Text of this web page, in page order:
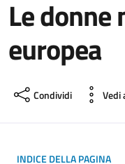
Le
europea
Condividi Vedi
INDICE DELLA PAGINA